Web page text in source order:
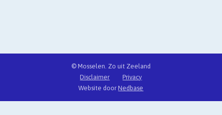
© Mosselen. Zo uit Zeeland
Disclaimer
Privacy
Website doorNedbase